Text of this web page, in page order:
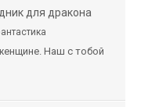
для дракона
Наш с тобой